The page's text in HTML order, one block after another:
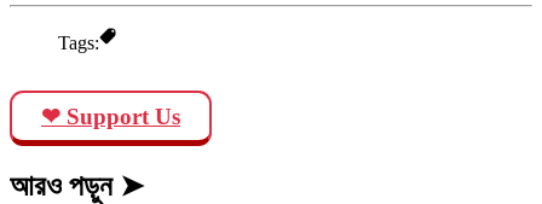
Tags:
❤ Support Us
আরও পড়ুন ➤